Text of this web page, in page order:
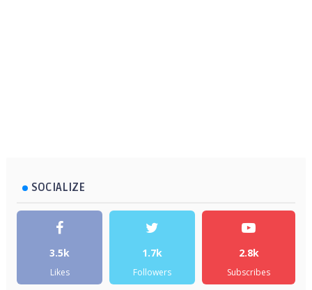
SOCIALIZE
3.5k
Likes
1.7k
Followers
2.8k
Subscribes